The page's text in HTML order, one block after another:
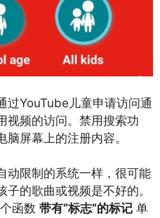
过YouTube儿童申请访问通
视频的访问。禁用搜索功
屏幕上的注册内容。
动限制的系统一样，很可能
的歌曲或视频是不好的。
函数 带有“标志”的标记 单